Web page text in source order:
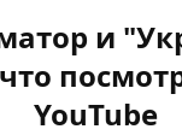
и
YouTube